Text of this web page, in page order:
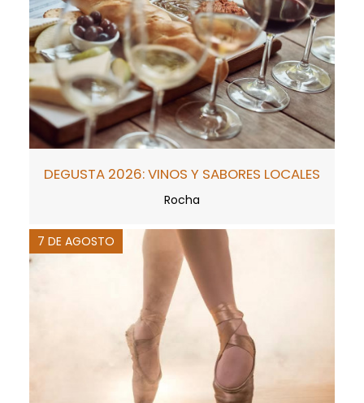
DEGUSTA 2026: VINOS Y SABORES LOCALES
Rocha
7 DE AGOSTO